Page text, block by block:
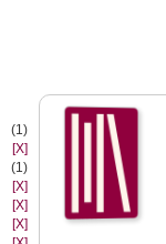
(1)
[X]
(1)
[X]
[X]
[X]